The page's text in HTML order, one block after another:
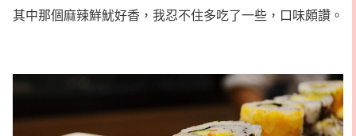
其中那個麻辣鮮魷好香，我忍不住多吃了一些，口味頗讚。